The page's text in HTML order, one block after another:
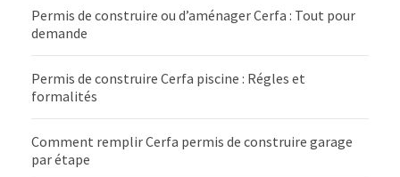
Permis de construire ou d’aménager Cerfa : Tout pour
demande
Permis de construire Cerfa piscine : Régles et
formalités
Comment remplir Cerfa permis de construire garage
par étape